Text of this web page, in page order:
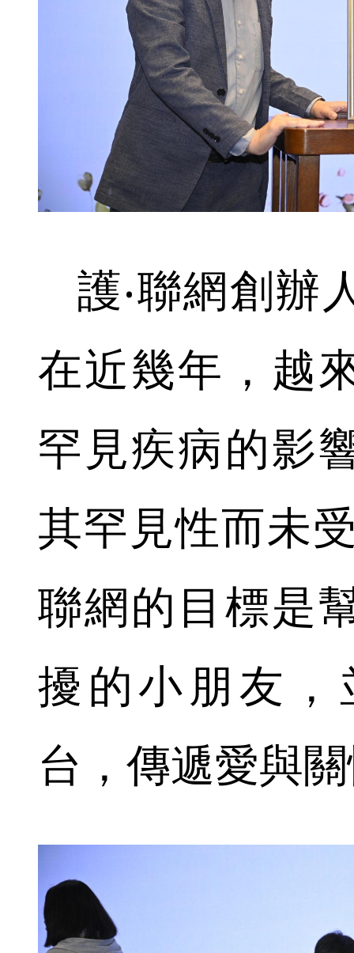
護‧聯網創辦
在近幾年，越
罕見疾病的影
其罕見性而未
聯網的目標是
擾的小朋友，
台，傳遞愛與